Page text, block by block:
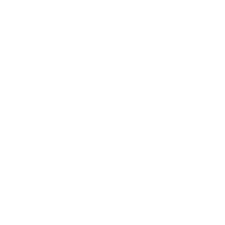
させていただ
了承ください。
き作成されるも
をご了承くださ
御機器販売店・
です。
ありません。
です。
ず変更すること
) : 1000ppm、
、
貨物等」とい
可)を取得する
要な手段を講じ
これらの製造装